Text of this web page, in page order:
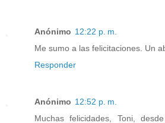
Anónimo 12:22 p. m.
Me sumo a las felicitaciones. Un
Responder
Anónimo 12:52 p. m.
Muchas felicidades, Toni,